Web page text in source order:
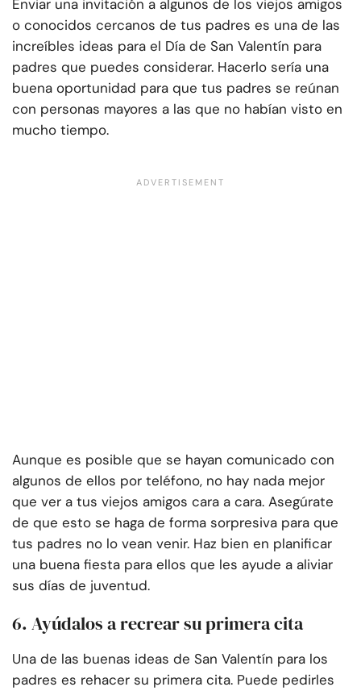
Enviar una invitación a algunos de los viejos amigos
o conocidos cercanos de tus padres es una de las
increíbles ideas para el Día de San Valentín para
padres que puedes considerar. Hacerlo sería una
buena oportunidad para que tus padres se reúnan
con personas mayores a las que no habían visto en
mucho tiempo.
Aunque es posible que se hayan comunicado con
algunos de ellos por teléfono, no hay nada mejor
que ver a tus viejos amigos cara a cara. Asegúrate
de que esto se haga de forma sorpresiva para que
tus padres no lo vean venir. Haz bien en planificar
una buena fiesta para ellos que les ayude a aliviar
sus días de juventud.
6. Ayúdalos a recrear su primera cita
Una de las buenas ideas de San Valentín para los
padres es rehacer su primera cita. Puede pedirles